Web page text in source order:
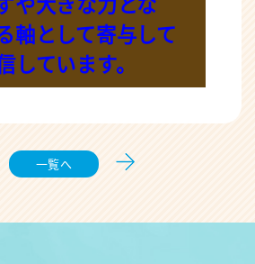
軸として寄与して
しています。
一覧へ